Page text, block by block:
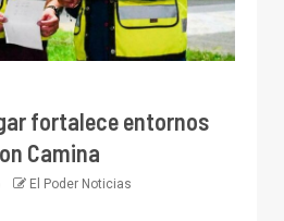
fortalece entornos
Camina
El Poder Noticias